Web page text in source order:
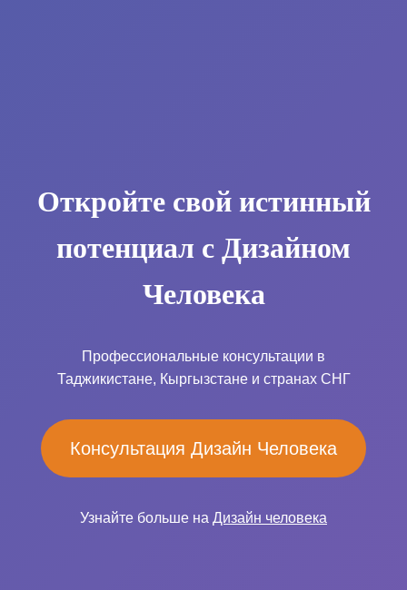
Откройте свой истинный
потенциал с Дизайном
Человека
Профессиональные консультации в
Таджикистане, Кыргызстане и странах СНГ
Консультация Дизайн Человека
Узнайте больше на Дизайн человека